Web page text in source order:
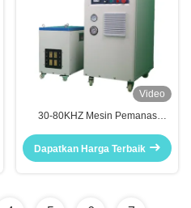
Video
30-80KHZ Mesin Pemanas
Pemanas Induksi 100KW
Dapatkan Harga Terbaik